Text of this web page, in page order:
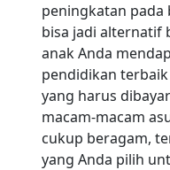
peningkatan pada
bisa jadi alternatif
anak Anda
pendidikan
yang harus
macam-macam
cukup beragam,
yang Anda pilih